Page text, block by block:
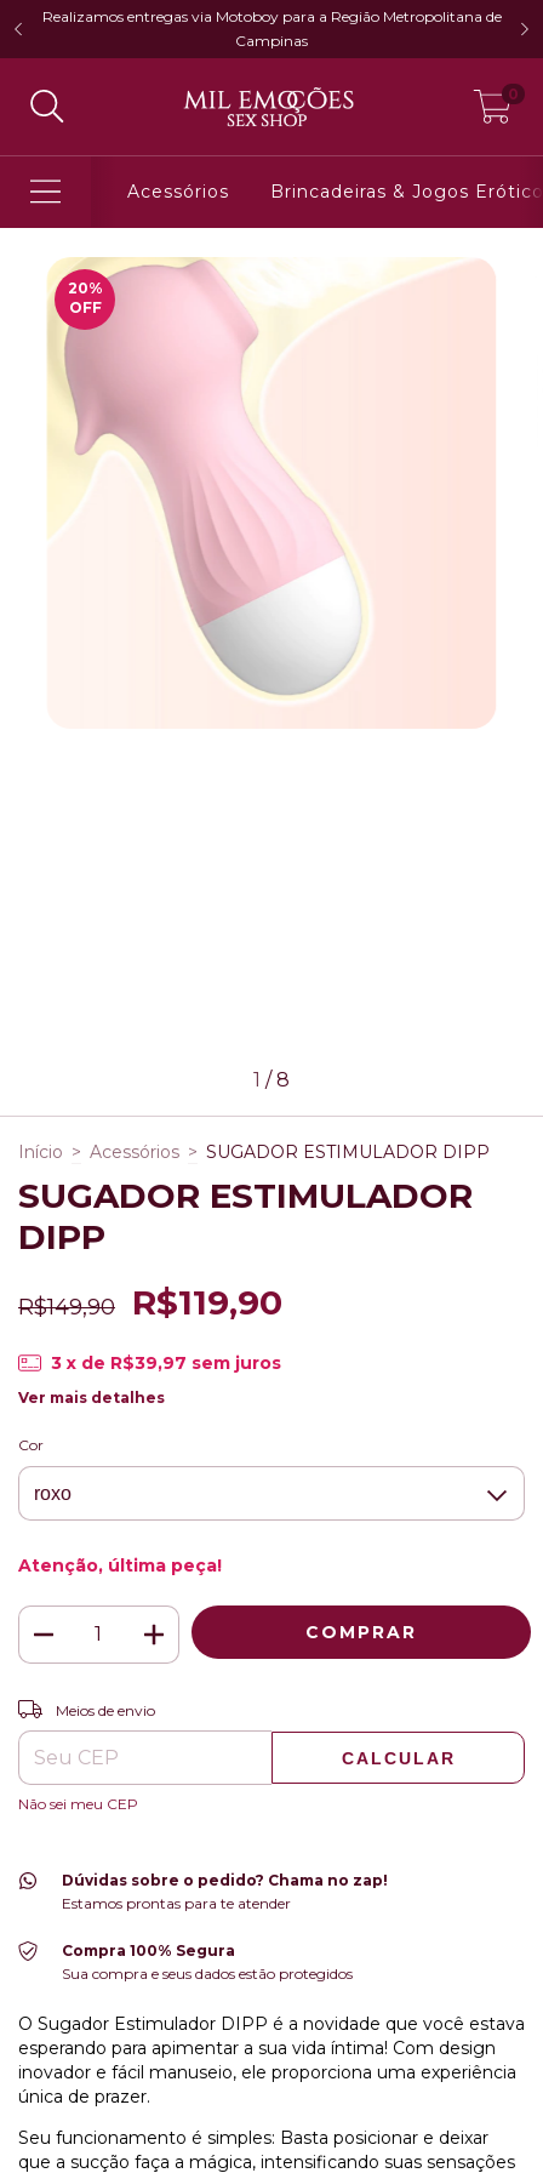
Realizamos entregas via Motoboy para a Região Metropolitana de
Campinas
0
Acessórios Brincadeiras & Jogos
20%
OFF
1 /8
Início > Acessórios > SUGADOR ESTIMULADOR DIPP
SUGADOR ESTIMULADOR
DIPP
R$149,90 R$119,90
3 x de R$39,97 sem juros
Ver mais detalhes
Cor
Atenção, última peça!
Entregas para o CEP:
Meios de envio
CALCULAR
Não sei meu CEP
Dúvidas sobre o pedido? Chama no zap!
Estamos prontas para te atender
Compra 100% Segura
Sua compra e seus dados estão protegidos
O Sugador Estimulador DIPP é a novidade que você estava
esperando para apimentar a sua vida íntima! Com design
inovador e fácil manuseio, ele proporciona uma experiência
única de prazer.
Seu funcionamento é simples: Basta posicionar e deixar
que a sucção faça a mágica, intensificando suas sensações